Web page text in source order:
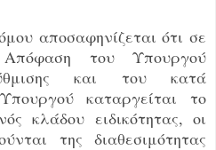
αποσαφηνίζεται ότι σε
του Υπουργού
και του κατά
καταργείται το
κλάδου ειδικότητας, οι
της διαθεσιμότητας